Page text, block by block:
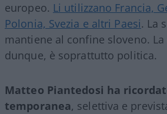
europeo. Li utilizzano Francia,
Polonia, Svezia e altri Paesi. La
mantiene al confine sloveno.
dunque, è soprattutto politica.
Matteo Piantedosi ha
temporanea, selettiva e